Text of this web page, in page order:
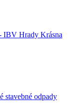
IBV Hrady Krásna
stavebné odpady